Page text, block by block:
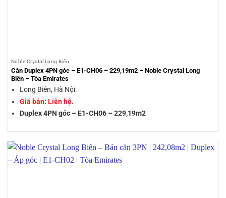
Noble Crystal Long Biên
Căn Duplex 4PN góc – E1-CH06 – 229,19m2 – Noble Crystal Long
Biên – Tòa Emirates
Long Biên, Hà Nội.
Giá bán: Liên hệ.
Duplex 4PN góc – E1-CH06 – 229,19m2